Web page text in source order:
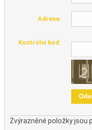
Adresa:
Kontrolní kód:
Zvýrazněné položky jsou